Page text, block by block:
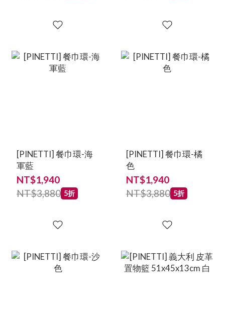
[PINETTI] 餐巾環-海
軍藍
NT$1,940
NT$3,880 5折
[PINETTI] 餐巾環-橘
色
NT$1,940
NT$3,880 5折